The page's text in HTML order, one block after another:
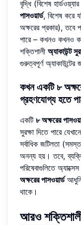
বৃদ্ধি (বিশেষ
পাসওয়ার্ড, বিশেষ করে
অক্ষরের প্রকার), তবে
পারে – কখনও কখনও
শক্তিশালী অ্যাকাউন্ট
গুরুত্বপূর্ণ অ্যাকাউন্টের
কখন একটি ৮
গ্রহণযোগ্য হতে
একটি ৮ অক্ষরের
সুরক্ষা দিতে পারে
সর্বাধিক জটিলতা
অনন্য হয়। তবে,
পরিষেবাগুলিতে
অক্ষরের পাসওয়ার্ড
থাকে।
আরও